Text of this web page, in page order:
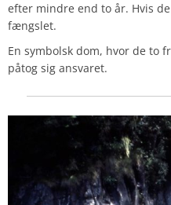
efter mindre end to år. Hvis
fængslet.
En symbolsk dom, hvor de to
påtog sig ansvaret.